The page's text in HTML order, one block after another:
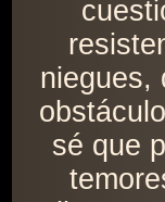
niegues,
sé que